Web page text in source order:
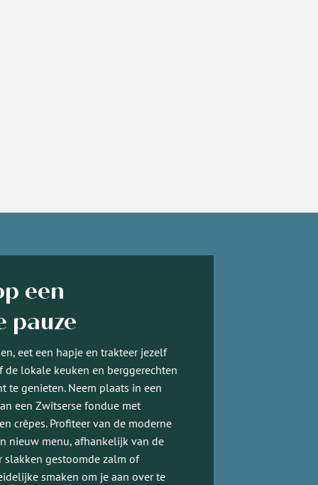
een
pauze
eet een hapje en trakteer jezelf
de lokale keuken en berggerechten
te genieten. Neem plaats in een
een Zwitserse fondue met
crêpes. Profiteer van de moderne
nieuw menu, afhankelijk van de
slakken gestoomde zalm of
smaken om je aan over te